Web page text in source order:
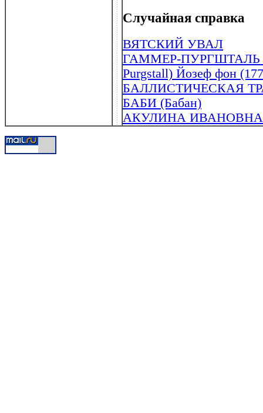
Случайная справка
ВЯТСКИЙ УВАЛ
ГАММЕР-ПУРГШТАЛЬ
Purgstall) Йозеф фон
БАЛЛИСТИЧЕСКАЯ
БАБИ (Бабан)
АКУЛИНА ИВАНОВНА